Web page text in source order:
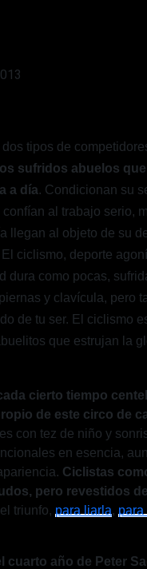
tipos de
sufridos abuelos
a día. Condicionan su
confían al trabajo serio,
llegan al objeto de su
El ciclismo, deporte
dura como pocas,
y clavícula, pero
de tu ser. El ciclismo
que estrujan la
cierto tiempo
de este circo de
con tez de niño y
en esencia,
Ciclistas
pero revestidos
triunfo, para liarla, para
cuarto año de Peter